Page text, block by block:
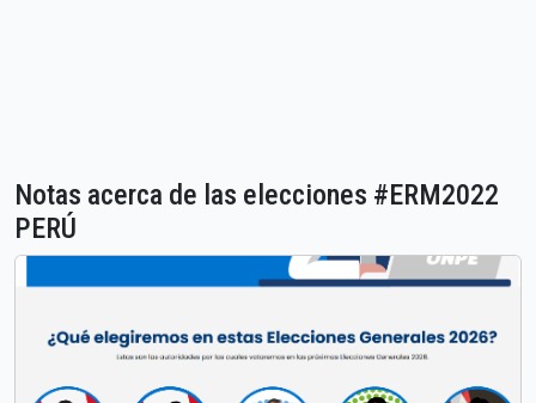
Notas acerca de las elecciones #ERM2022
PERÚ